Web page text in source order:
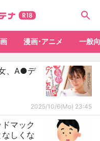
漫画･アニメ 一般
、A●デ
2025/10/6(Mo) 23:45
マック
しくな